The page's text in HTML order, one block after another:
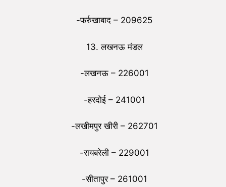
-फर्रुखाबाद – 209625
13. लखनऊ मंडल
-लखनऊ – 226001
-हरदोई – 241001
-लखीमपुर खीरी – 262701
-रायबरेली – 229001
-सीतापुर – 261001